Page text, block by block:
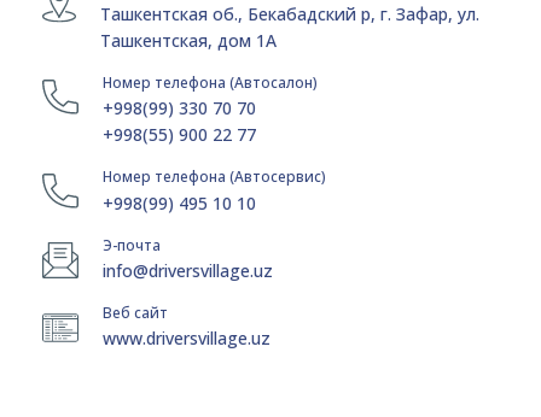
Ташкентская об., Бекабадский р, г. Зафар, ул.
Ташкентская, дом 1А
Номер телефона (Автосалон)
+998(99) 330 70 70
+998(55) 900 22 77
Номер телефона (Автосервис)
+998(99) 495 10 10
Э-почта
info@driversvillage.uz
Веб сайт
www.driversvillage.uz